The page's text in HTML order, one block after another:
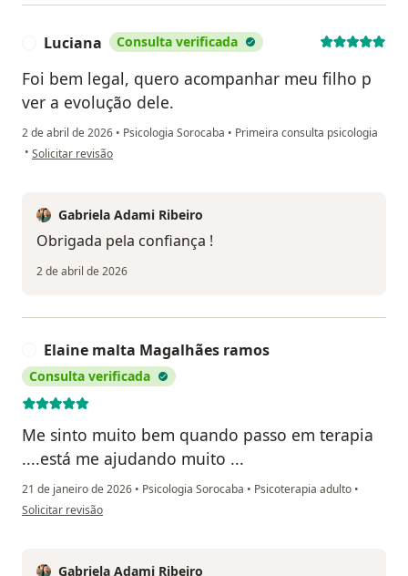
Luciana Consulta verificada
Foi bem legal, quero acompanhar meu filho p
ver a evolução dele.
2 de abril de 2026 • Psicologia Sorocaba • Primeira consulta psicologia
• na opinião do utilizador Luciana
Solicitar revisão
Gabriela Adami Ribeiro
Obrigada pela confiança !
2 de abril de 2026
Elaine malta Magalhães ramos
Consulta verificada
Me sinto muito bem quando passo em terapia
....está me ajudando muito ...
21 de janeiro de 2026 • Psicologia Sorocaba • Psicoterapia adulto •
na opinião do utilizador Elaine malta Magalhães ramos
Solicitar revisão
Gabriela Adami Ribeiro